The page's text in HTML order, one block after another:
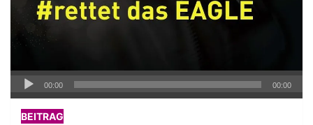
Audio-
Player
00:00 00:00
BEITRAG